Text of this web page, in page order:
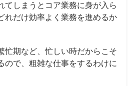
てしまうとコア業務に身が入ら
れだけ効率よく業務を進めるか
忙期など、忙しい時だからこそ
ので、粗雑な仕事をするわけに